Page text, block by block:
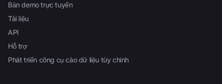
Bản demo trực tuyến
Tài liệu
API
Hỗ trợ
Phát triển công cụ cào dữ liệu tùy chỉnh